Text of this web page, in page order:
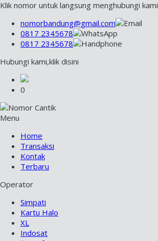
Klik nomor untuk langsung menghubungi kami
nomorbandung@gmail.com
0817 2345678
0817 2345678
Hubungi kami,klik disini
0
Menu
Home
Transaksi
Kontak
Terbaru
Operator
Simpati
Kartu Halo
XL
Indosat